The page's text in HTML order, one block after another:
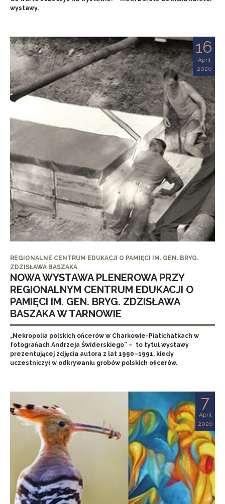
wystawy.
16
April
2026
REGIONALNE CENTRUM EDUKACJI O PAMIĘCI IM. GEN. BRYG.
ZDZISŁAWA BASZAKA
NOWA WYSTAWA PLENEROWA PRZY
REGIONALNYM CENTRUM EDUKACJI O
PAMIĘCI IM. GEN. BRYG. ZDZISŁAWA
BASZAKA W TARNOWIE
„Nekropolia polskich oficerów w Charkowie-Piatichatkach w
fotografiach Andrzeja Świderskiego” – to tytuł wystawy
prezentującej zdjęcia autora z lat 1990–1991, kiedy
uczestniczył w odkrywaniu grobów polskich oficerów.
7
April
2026